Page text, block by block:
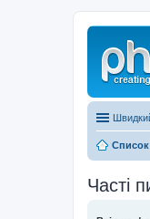
Часті